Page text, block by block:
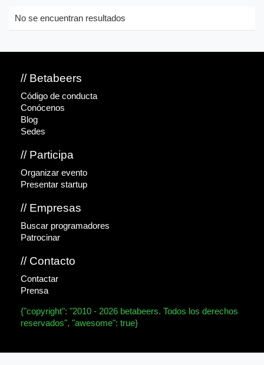
No se encuentran resultados
// Betabeers
Código de conducta
Conócenos
Blog
Sedes
// Participa
Organizar evento
Presentar startup
// Empresas
Buscar programadores
Patrocinar
// Contacto
Contactar
Prensa
{"copyright": "2010 - 2026 betabeers. Todos los derechos
reservados", "awesome": true}